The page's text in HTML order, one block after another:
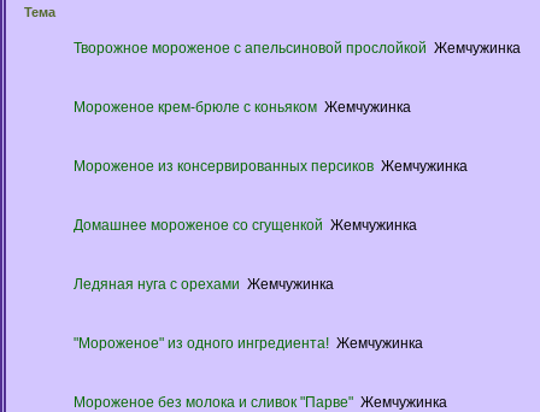
Тема
Творожное мороженое с апельсиновой прослойкой Жемчужинка
Мороженое крем-брюле с коньяком Жемчужинка
Мороженое из консервированных персиков Жемчужинка
Домашнее мороженое со сгущенкой Жемчужинка
Ледяная нуга с орехами Жемчужинка
"Мороженое" из одного ингредиента! Жемчужинка
Мороженое без молока и сливок "Парве" Жемчужинка